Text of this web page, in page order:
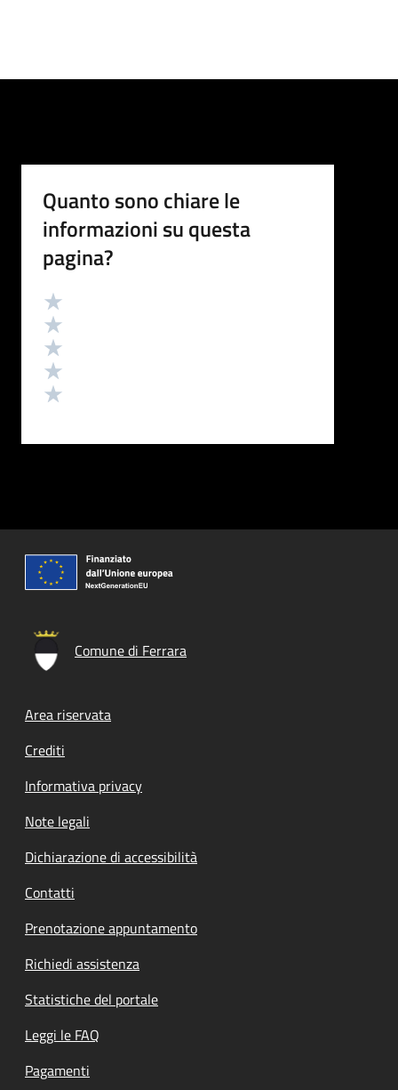
Quanto sono chiare le
informazioni su questa
pagina?
Valutazione
Comune di Ferrara
Footer menu
Area riservata
Crediti
Informativa privacy
Note legali
Dichiarazione di accessibilità
Contatti
Prenotazione appuntamento
Richiedi assistenza
Statistiche del portale
Leggi le FAQ
Pagamenti